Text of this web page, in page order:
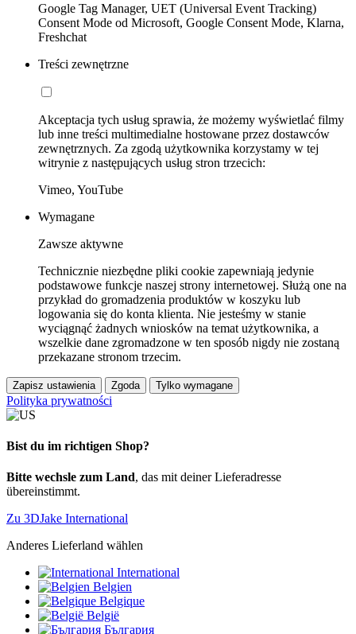
Google Tag Manager, UET (Universal Event Tracking)
Consent Mode od Microsoft, Google Consent Mode, Klarna,
Freshchat
Treści zewnętrzne
Akceptacja tych usług sprawia, że możemy wyświetlać filmy
lub inne treści multimedialne hostowane przez dostawców
zewnętrznych. Za zgodą użytkownika korzystamy w tej
witrynie z następujących usług stron trzecich:
Vimeo, YouTube
Wymagane
Zawsze aktywne
Technicznie niezbędne pliki cookie zapewniają jedynie
podstawowe funkcje naszej strony internetowej. Służą one na
przykład do gromadzenia produktów w koszyku lub
logowania się do konta klienta. Nie jesteśmy w stanie
wyciągnąć żadnych wniosków na temat użytkownika, a
wszelkie dane zgromadzone w ten sposób nigdy nie zostaną
przekazane stronom trzecim.
Zapisz ustawienia Zgoda Tylko wymagane
Polityka prywatności
Bist du im richtigen Shop?
Bitte wechsle zum Land, das mit deiner Lieferadresse
übereinstimmt.
Zu 3DJake International
Anderes Lieferland wählen
International
Belgien
Belgique
België
България